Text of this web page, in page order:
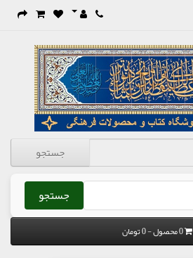
جستجو
جستجو
0 محصول - 0 تومان